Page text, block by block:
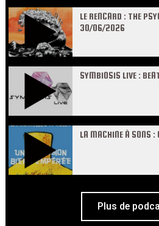
LE RENCARD : THE
30/06/2026
SYMBIOSIS LIVE :
LA MACHINE À SONS
Plus de